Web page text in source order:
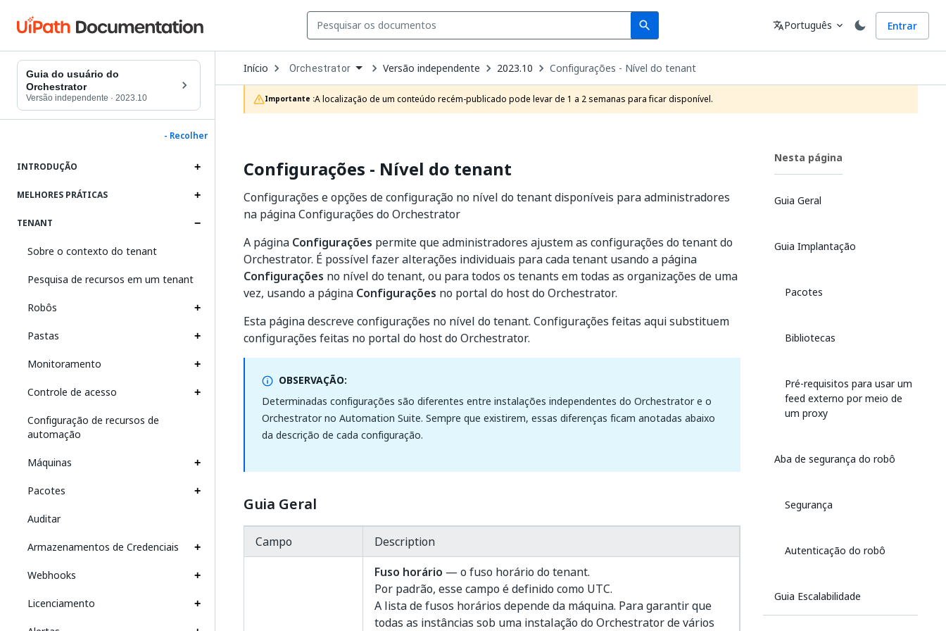
search
Search Idioma
translatePortuguês expand_more Entrar
Guia do usuário do
Orchestrator
Versão independente · 2023.10
- Recolher
INTRODUÇÃO
MELHORES PRÁTICAS
TENANT
Sobre o contexto do tenant
Pesquisa de recursos em um tenant
Robôs
Pastas
Monitoramento
Controle de acesso
Configuração de recursos de
automação
Máquinas
Pacotes
Auditar
Armazenamentos de Credenciais
Webhooks
Licenciamento
Início Open
Dropdown
to
choose
product
Orchestrator Versão independente 2023.10 Configurações - Nível do tenant
Importante :A localização de um conteúdo recém-publicado pode levar de 1 a 2 semanas para ficar disponível.
Configurações - Nível do tenant
Configurações e opções de configuração no nível do tenant disponíveis para administradores
na página Configurações do Orchestrator
A página Configurações permite que administradores ajustem as configurações do tenant do
Orchestrator. É possível fazer alterações individuais para cada tenant usando a página
Configurações no nível do tenant, ou para todos os tenants em todas as organizações de uma
vez, usando a página Configurações no portal do host do Orchestrator.
Esta página descreve configurações no nível do tenant. Configurações feitas aqui substituem
configurações feitas no portal do host do Orchestrator.
OBSERVAÇÃO:
Determinadas configurações são diferentes entre instalações independentes do Orchestrator e o
Orchestrator no Automation Suite. Sempre que existirem, essas diferenças ficam anotadas abaixo
da descrição de cada configuração.
Guia Geral
Campo
Description
Fuso horário — o fuso horário do tenant.
Por padrão, esse campo é definido como UTC.
A lista de fusos horários depende da máquina. Para garantir que
todas as instâncias sob uma instalação do Orchestrator de vários
Nesta página
Guia Geral
Guia Implantação
Pacotes
Bibliotecas
Pré-requisitos para usar um
feed externo por meio de
um proxy
Aba de segurança do robô
Segurança
Autenticação do robô
Guia Escalabilidade